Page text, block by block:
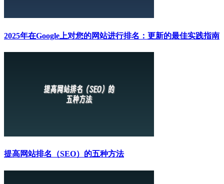
2025年在Google上对您的网站进行排名：更新的最佳实践指南
提高网站排名（SEO）的五种方法